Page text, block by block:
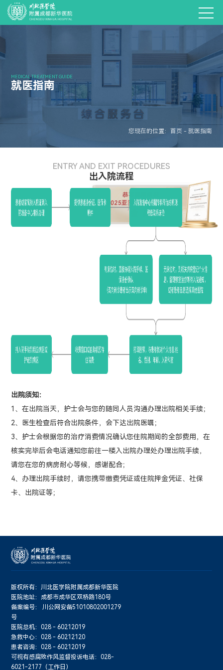
MEDICAL TREATMENT GUIDE
就医指南
您现在的位置：首页 - 就医指南
ENTRY AND EXIT PROCEDURES
出入院流程
出院须知：
1、在出院当天，护士会与您的随同人员沟通办理出院相关手续；
2、医生检查后符合出院条件，会下达出院医嘱；
3、护士会根据您的治疗消费情况确认您住院期间的全部费用，在
核实完毕后会电话通知您前往一楼入出院办理处办理出院手续，
请您在您的病房耐心等候，感谢配合；
4、办理出院手续时，请您携带缴费凭证或住院押金凭证、社保
卡、出院证等；
版权所有：川北医学院附属成都新华医院
医院地址：成都市成华区双桥路180号
备案编号： 川公网安备51010802001279
号
医院总机：028 - 60212019
急救中心：028 - 60212120
患者咨询：028 - 60212019
可视有感腐败作风监督投诉电话：028-
6021-2177（工作日）